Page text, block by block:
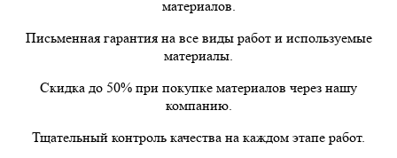
материалов.
Письменная гарантия на все виды работ и используемые
материалы.
Скидка до 50% при покупке материалов через нашу
компанию.
Тщательный контроль качества на каждом этапе работ.